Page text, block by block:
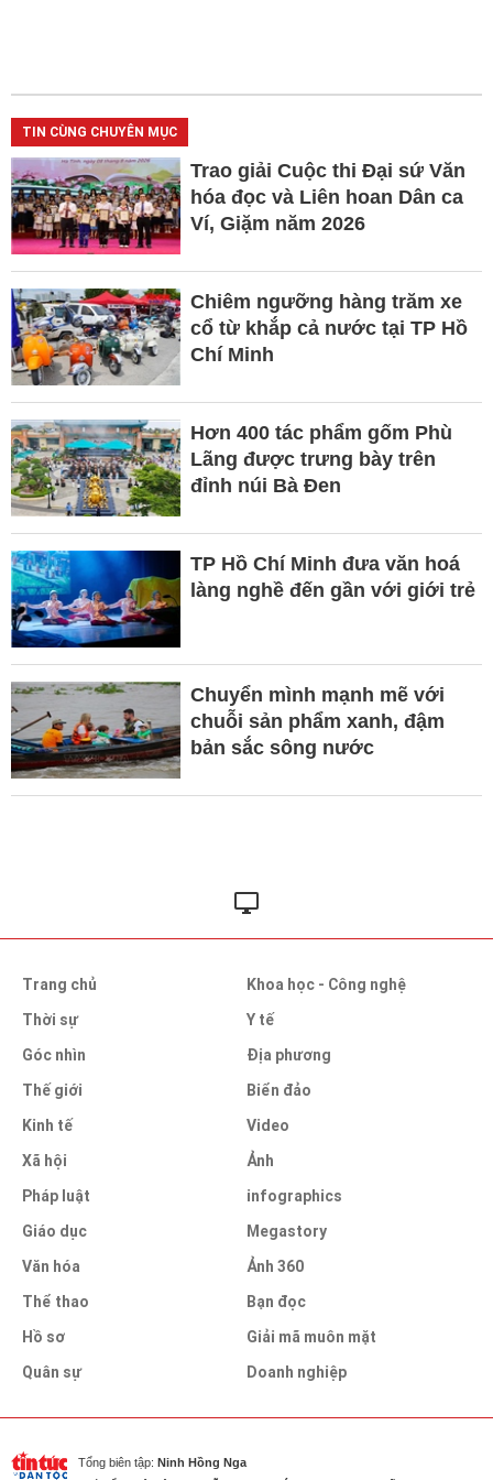
TIN CÙNG CHUYÊN MỤC
Trao giải Cuộc thi Đại sứ Văn
hóa đọc và Liên hoan Dân ca
Ví, Giặm năm 2026
Chiêm ngưỡng hàng trăm xe
cổ từ khắp cả nước tại TP Hồ
Chí Minh
Hơn 400 tác phẩm gốm Phù
Lãng được trưng bày trên
đỉnh núi Bà Đen
TP Hồ Chí Minh đưa văn hoá
làng nghề đến gần với giới trẻ
Chuyển mình mạnh mẽ với
chuỗi sản phẩm xanh, đậm
bản sắc sông nước
Trang chủ
Thời sự
Góc nhìn
Thế giới
Kinh tế
Xã hội
Pháp luật
Giáo dục
Văn hóa
Thể thao
Hồ sơ
Quân sự
Khoa học - Công nghệ
Y tế
Địa phương
Biển đảo
Video
Ảnh
infographics
Megastory
Ảnh 360
Bạn đọc
Giải mã muôn mặt
Doanh nghiệp
Tổng biên tập: Ninh Hồng Nga